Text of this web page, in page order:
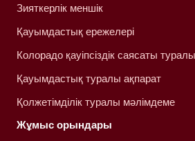
Зияткерлік меншік
Қауымдастық ережелері
Колорадо қауіпсіздік саясаты
Қауымдастық туралы ақпарат
Қолжетімділік туралы мәлімдеме
Жұмыс орындары